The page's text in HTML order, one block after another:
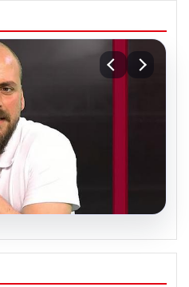
dönüştü!
harekete geçildi